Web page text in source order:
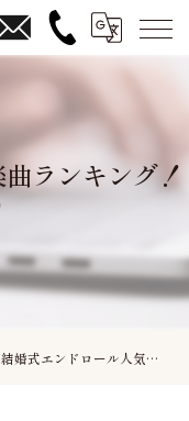
ランキング！
結婚式エンドロール人気楽曲ランキング！(12/13-19)